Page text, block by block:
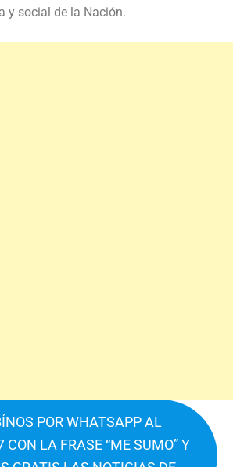
y social de la Nación.
POR WHATSAPP AL
LA FRASE “ME SUMO” Y